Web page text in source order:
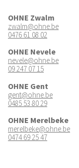
OHNE Zwalm
zwalm@ohne.be
0476 61 08 02
OHNE Nevele
nevele@ohne.be
09 247 07 15
OHNE Gent
gent@ohne.be
0485 53 80 29
OHNE Merelbeke
merelbeke@ohne.be
0474 69 25 47